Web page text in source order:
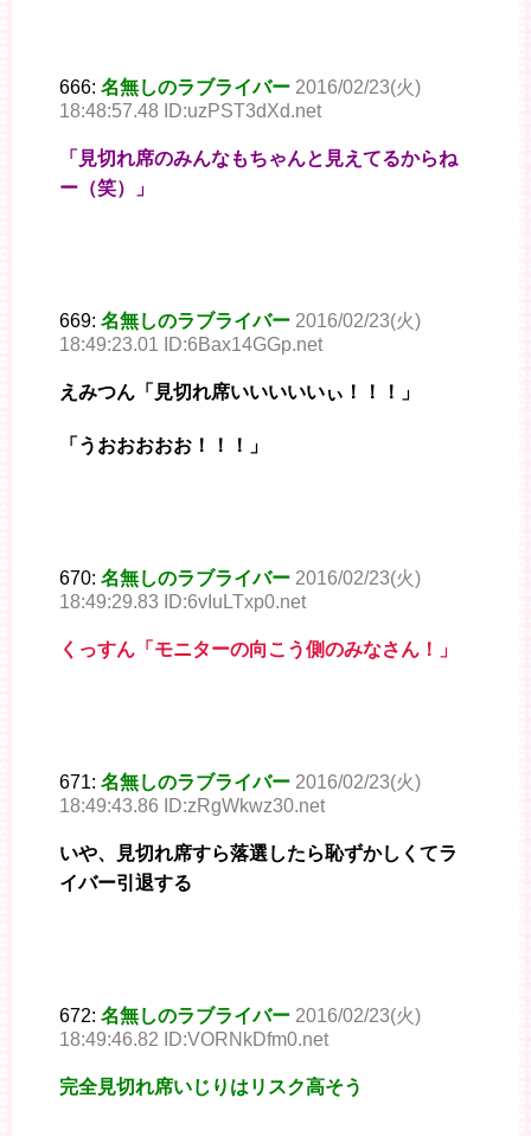
666: 名無しのラブライバー 2016/02/23(火)
18:48:57.48 ID:uzPST3dXd.net
「見切れ席のみんなもちゃんと見えてるからね
ー（笑）」
669: 名無しのラブライバー 2016/02/23(火)
18:49:23.01 ID:6Bax14GGp.net
えみつん「見切れ席いいいいいぃ！！！」
「うおおおおお！！！」
670: 名無しのラブライバー 2016/02/23(火)
18:49:29.83 ID:6vIuLTxp0.net
くっすん「モニターの向こう側のみなさん！」
671: 名無しのラブライバー 2016/02/23(火)
18:49:43.86 ID:zRgWkwz30.net
いや、見切れ席すら落選したら恥ずかしくてラ
イバー引退する
672: 名無しのラブライバー 2016/02/23(火)
18:49:46.82 ID:VORNkDfm0.net
完全見切れ席いじりはリスク高そう